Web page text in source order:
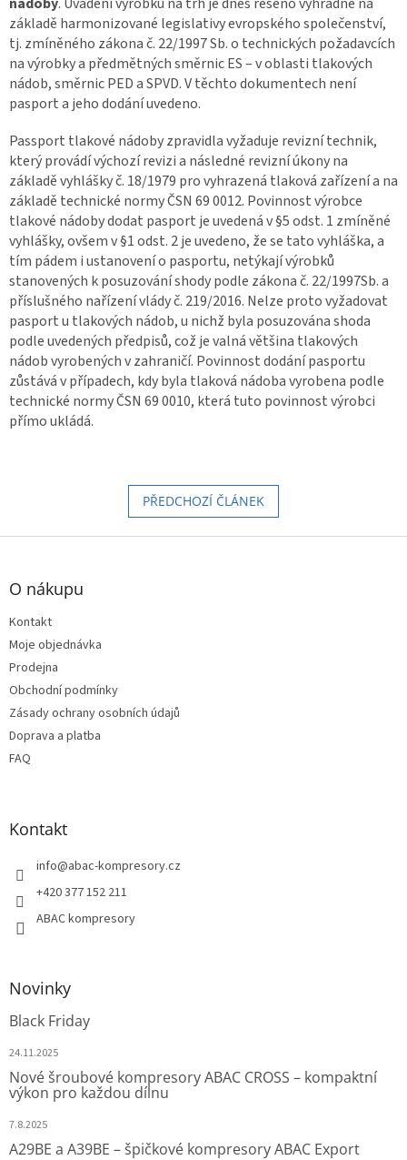
základě harmonizované legislativy evropského společenství,
tj. zmíněného zákona č. 22/1997 Sb. o technických požadavcích
na výrobky a předmětných směrnic ES – v oblasti tlakových
nádob, směrnic PED a SPVD. V těchto dokumentech není
pasport a jeho dodání uvedeno.
Passport tlakové nádoby zpravidla vyžaduje revizní technik,
který provádí výchozí revizi a následné revizní úkony na
základě vyhlášky č. 18/1979 pro vyhrazená tlaková zařízení a na
základě technické normy ČSN 69 0012. Povinnost výrobce
tlakové nádoby dodat pasport je uvedená v §5 odst. 1 zmíněné
vyhlášky, ovšem v §1 odst. 2 je uvedeno, že se tato vyhláška, a
tím pádem i ustanovení o pasportu, netýkají výrobků
stanovených k posuzování shody podle zákona č. 22/1997Sb. a
příslušného nařízení vlády č. 219/2016. Nelze proto vyžadovat
pasport u tlakových nádob, u nichž byla posuzována shoda
podle uvedených předpisů, což je valná většina tlakových
nádob vyrobených v zahraničí. Povinnost dodání pasportu
zůstává v případech, kdy byla tlaková nádoba vyrobena podle
technické normy ČSN 69 0010, která tuto povinnost výrobci
přímo ukládá.
PŘEDCHOZÍ ČLÁNEK
Z
O nákupu
Kontakt
Moje objednávka
Prodejna
Obchodní podmínky
Zásady ochrany osobních údajů
Doprava a platba
FAQ
Kontakt
info@abac-kompresory.cz
+420 377 152 211
ABAC kompresory
Novinky
Black Friday
24.11.2025
Nové šroubové kompresory ABAC CROSS – kompaktní
výkon pro každou dílnu
7.8.2025
A29BE a A39BE – špičkové kompresory ABAC Export